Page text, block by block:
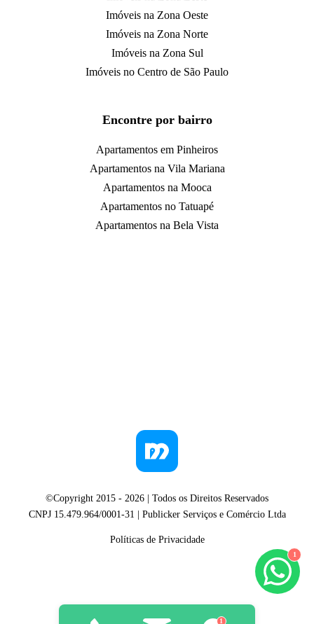
1
1
Imóveis na Zona Oeste
Imóveis na Zona Norte
Imóveis na Zona Sul
Imóveis no Centro de São Paulo
Encontre por bairro
Apartamentos em Pinheiros
Apartamentos na Vila Mariana
Apartamentos na Mooca
Apartamentos no Tatuapé
Apartamentos na Bela Vista
©Copyright 2015 - 2026 | Todos os Direitos Reservados
CNPJ 15.479.964/0001-31 | Publicker Serviços e Comércio Ltda
Políticas de Privacidade